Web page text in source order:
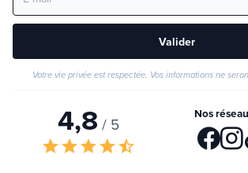
Valider
Votre vie privée est respectée. Vos informations ne
4,8 / 5
starstarstarstarstar_half
Nos